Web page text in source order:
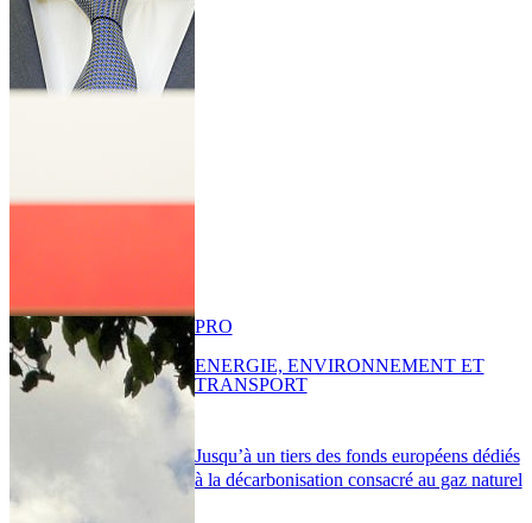
Jusqu’à un tiers des fonds européens dédiés
à la décarbonisation consacré au gaz naturel
PRO
ENERGIE, ENVIRONNEMENT ET
TRANSPORT